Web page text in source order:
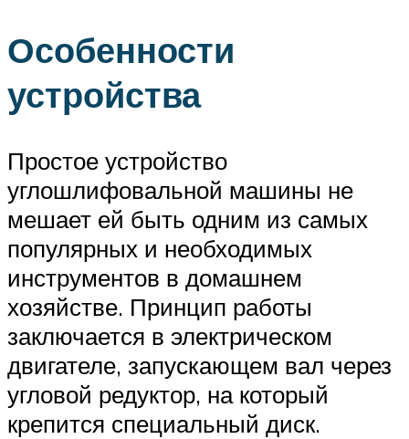
Особенности
устройства
Простое устройство
углошлифовальной машины не
мешает ей быть одним из самых
популярных и необходимых
инструментов в домашнем
хозяйстве. Принцип работы
заключается в электрическом
двигателе, запускающем вал через
угловой редуктор, на который
крепится специальный диск.